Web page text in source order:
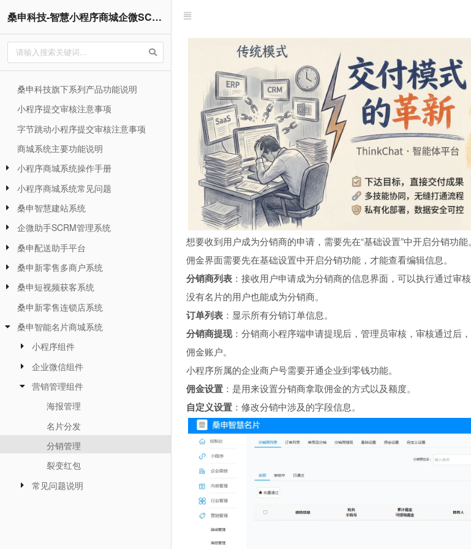
桑申科技-智慧小程序商城企微SCRM管理企业网站系统操作手册
桑申科技旗下系列产品功能说明
小程序提交审核注意事项
字节跳动小程序提交审核注意事项
商城系统主要功能说明
小程序商城系统操作手册
小程序商城系统常见问题
桑申智慧建站系统
企微助手SCRM管理系统
桑申配送助手平台
桑申新零售多商户系统
桑申短视频获客系统
桑申新零售连锁店系统
桑申智能名片商城系统
小程序组件
企业微信组件
营销管理组件
海报管理
名片分发
分销管理
裂变红包
常见问题说明
想要收到用户成为分销商的申请，需要先在“基础设置”中开启分销功能。
佣金界面需要先在基础设置中开启分销功能，才能查看编辑信息。
分销商列表 ：接收用户申请成为分销商的信息界面，可以执行通过审
没有名片的用户也能成为分销商。
订单列表 ：显示所有分销订单信息。
分销商提现：分销商小程序端申请提现后，管理员审核，审核通过后
佣金账户。
小程序所属的企业商户号需要开通企业到零钱功能。
佣金设置 ：是用来设置分销商拿取佣金的方式以及额度。
自定义设置 ：修改分销中涉及的字段信息。